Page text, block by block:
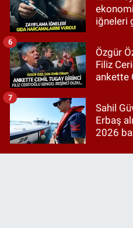
iğneleri
Özgür
Filiz
ankette
6
Sahil
Erbaş
2026
7